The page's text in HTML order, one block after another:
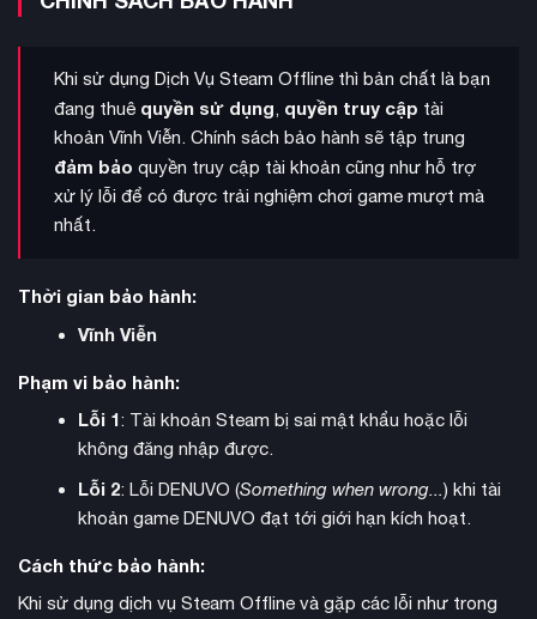
đến shotgun. Các quái vật mang hình dạng méo mó của phụ
James.
Silent Hillđược mở rộng với nhiều địa điểm mới
trước đây chưa từng xuất hiện. Người chơi có thể khám phá
nhiều tòa nhà bí ẩn, bệnh viện Brookhaven Hospital chi tiết
đố phức tạp. Biểu tượng Pyramid Head huyền thoại cũng
được thiết kế lại ấn tượng, tạo nên những màn rượt đuổi gay
Khi sử dụng Dịch Vụ Steam Offline thì bản chất là bạn
đang thuê quyền sử dụng, quyền truy cập tài
khoản Vĩnh Viễn. Chính sách bảo hành sẽ tập trung
đảm bảo quyền truy cập tài khoản cũng như hỗ trợ
xử lý lỗi để có được trải nghiệm chơi game mượt mà
nhất.
Thời gian bảo hành:
Vĩnh Viễn
Phạm vi bảo hành:
Lỗi 1: Tài khoản Steam bị sai mật khẩu hoặc lỗi
không đăng nhập được.
Lỗi 2: Lỗi DENUVO (Something when wrong...) khi tài
khoản game DENUVO đạt tới giới hạn kích hoạt.
Cách thức bảo hành:
Khi sử dụng dịch vụ Steam Offline và gặp các lỗi như trong